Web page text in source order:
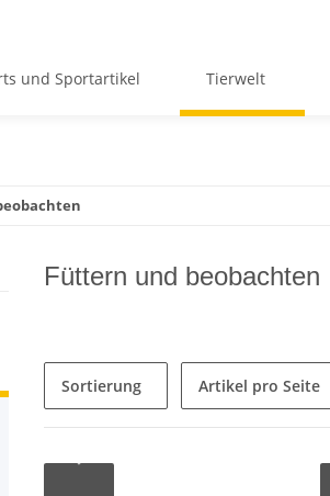
und Sportartikel Tierwelt
Füttern und beobachten
Sortierung Artikel pro Seite